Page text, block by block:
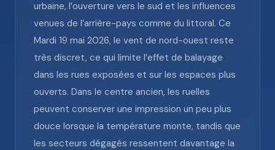
urbaine, l’ouverture vers le sud et les influences
venues de l’arrière-pays comme du littoral. Ce
Mardi 19 mai 2026, le vent de nord-ouest reste
très discret, ce qui limite l’effet de balayage
dans les rues exposées et sur les espaces plus
ouverts. Dans le centre ancien, les ruelles
peuvent conserver une impression un peu plus
douce lorsque la température monte, tandis que
les secteurs dégagés ressentent davantage la